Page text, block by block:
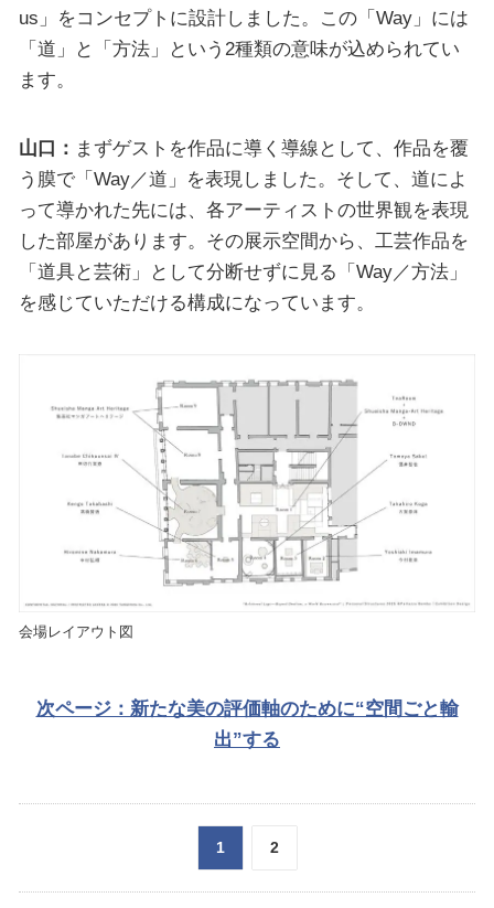
us」をコンセプトに設計しました。この「Way」には
「道」と「方法」という2種類の意味が込められてい
ます。
山口： まずゲストを作品に導く導線として、作品を覆
う膜で「Way／道」を表現しました。そして、道によ
って導かれた先には、各アーティストの世界観を表現
した部屋があります。その展示空間から、工芸作品を
「道具と芸術」として分断せずに見る「Way／方法」
を感じていただける構成になっています。
会場レイアウト図
次ページ：新たな美の評価軸のために“空間ごと輸
出”する
1 2